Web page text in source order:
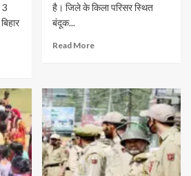
3
है। जिले के किला परिसर स्थित
बंदूक...
Read More